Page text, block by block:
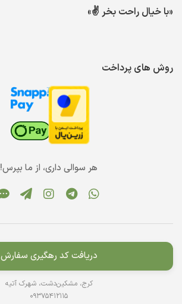
«با خیال راحت بخر ✌️»
روش های پرداخت
هر سوالی داری، از ما بپرس!
دریافت کد رهگیری سفارش
کرج، مشکین‌دشت، شهرک آتیه
09375412115